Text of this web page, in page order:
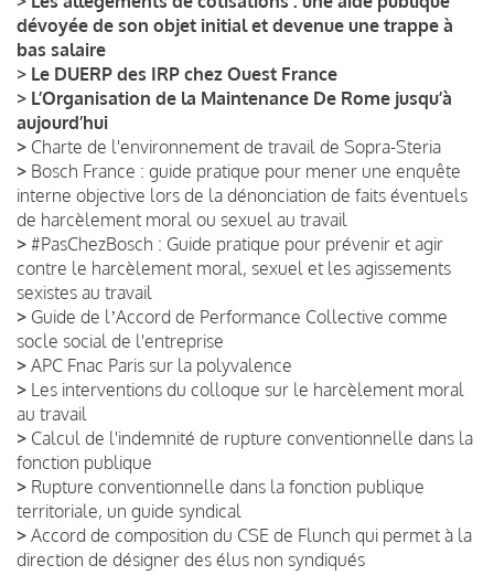
dévoyée de son objet initial et devenue une trappe à
bas salaire
> Le DUERP des IRP chez Ouest France
> L’Organisation de la Maintenance De Rome jusqu’à
aujourd’hui
> Charte de l'environnement de travail de Sopra-Steria
> Bosch France : guide pratique pour mener une enquête
interne objective lors de la dénonciation de faits éventuels
de harcèlement moral ou sexuel au travail
> #PasChezBosch : Guide pratique pour prévenir et agir
contre le harcèlement moral, sexuel et les agissements
sexistes au travail
> Guide de lʼAccord de Performance Collective comme
socle social de l'entreprise
> APC Fnac Paris sur la polyvalence
> Les interventions du colloque sur le harcèlement moral
au travail
> Calcul de l'indemnité de rupture conventionnelle dans la
fonction publique
> Rupture conventionnelle dans la fonction publique
territoriale, un guide syndical
> Accord de composition du CSE de Flunch qui permet à la
direction de désigner des élus non syndiqués